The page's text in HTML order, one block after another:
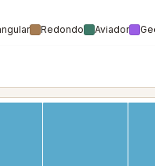
Redondo Aviador